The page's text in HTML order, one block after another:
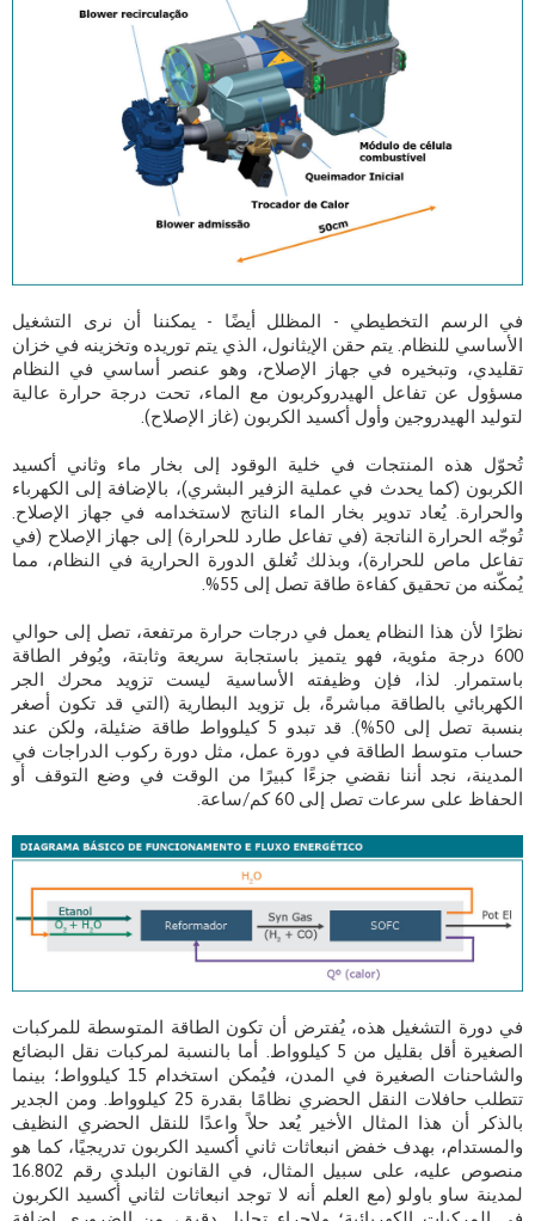
في الرسم التخطيطي - المظلل أيضًا - يمكننا أن نرى التشغيل
الأساسي للنظام. يتم حقن الإيثانول، الذي يتم توريده وتخزينه في خزان
تقليدي، وتبخيره في جهاز الإصلاح، وهو عنصر أساسي في النظام
مسؤول عن تفاعل الهيدروكربون مع الماء، تحت درجة حرارة عالية
لتوليد الهيدروجين وأول أكسيد الكربون (غاز الإصلاح).
تُحوّل هذه المنتجات في خلية الوقود إلى بخار ماء وثاني أكسيد
الكربون (كما يحدث في عملية الزفير البشري)، بالإضافة إلى الكهرباء
والحرارة. يُعاد تدوير بخار الماء الناتج لاستخدامه في جهاز الإصلاح.
تُوجّه الحرارة الناتجة (في تفاعل طارد للحرارة) إلى جهاز الإصلاح (في
تفاعل ماص للحرارة)، وبذلك تُغلق الدورة الحرارية في النظام، مما
يُمكّنه من تحقيق كفاءة طاقة تصل إلى 55%.
نظرًا لأن هذا النظام يعمل في درجات حرارة مرتفعة، تصل إلى حوالي
600 درجة مئوية، فهو يتميز باستجابة سريعة وثابتة، ويُوفر الطاقة
باستمرار. لذا، فإن وظيفته الأساسية ليست تزويد محرك الجر
الكهربائي بالطاقة مباشرةً، بل تزويد البطارية (التي قد تكون أصغر
بنسبة تصل إلى 50%). قد تبدو 5 كيلوواط طاقة ضئيلة، ولكن عند
حساب متوسط ​​الطاقة في دورة عمل، مثل دورة ركوب الدراجات في
المدينة، نجد أننا نقضي جزءًا كبيرًا من الوقت في وضع التوقف أو
الحفاظ على سرعات تصل إلى 60 كم/ساعة.
في دورة التشغيل هذه، يُفترض أن تكون الطاقة المتوسطة للمركبات
الصغيرة أقل بقليل من 5 كيلوواط. أما بالنسبة لمركبات نقل البضائع
والشاحنات الصغيرة في المدن، فيُمكن استخدام 15 كيلوواط؛ بينما
تتطلب حافلات النقل الحضري نظامًا بقدرة 25 كيلوواط. ومن الجدير
بالذكر أن هذا المثال الأخير يُعد حلاً واعدًا للنقل الحضري النظيف
والمستدام، بهدف خفض انبعاثات ثاني أكسيد الكربون تدريجيًا، كما هو
منصوص عليه، على سبيل المثال، في القانون البلدي رقم 16.802
لمدينة ساو باولو (مع العلم أنه لا توجد انبعاثات لثاني أكسيد الكربون